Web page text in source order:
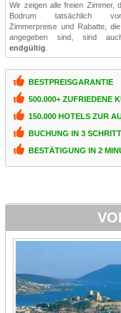
Wir zeigen alle freien Zimmer,
Bodrum tatsächlich
Zimmerpreise und Rabatte,
angegeben sind, sind
endgültig
BESTPREISGARANTIE
500.000+ ZUFRIEDENE
150.000 HOTELS ZUR
BUCHUNG IN 3
BESTÄTIGUNG IN 2